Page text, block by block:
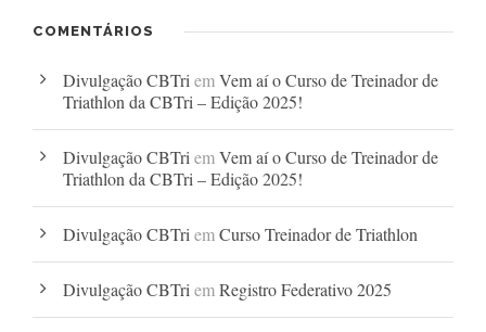
COMENTÁRIOS
Divulgação CBTriemVem aí o Curso de Treinador de
Triathlon da CBTri – Edição 2025!
Divulgação CBTriemVem aí o Curso de Treinador de
Triathlon da CBTri – Edição 2025!
Divulgação CBTriemCurso Treinador de Triathlon
Divulgação CBTriemRegistro Federativo 2025